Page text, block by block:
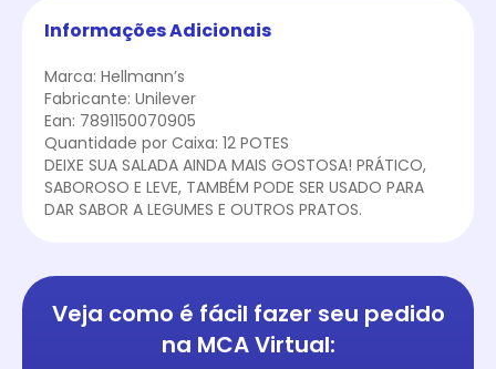
Informações Adicionais
Marca: Hellmann’s
Fabricante: Unilever
Ean: 7891150070905
Quantidade por Caixa: 12 POTES
DEIXE SUA SALADA AINDA MAIS GOSTOSA! PRÁTICO,
SABOROSO E LEVE, TAMBÉM PODE SER USADO PARA
DAR SABOR A LEGUMES E OUTROS PRATOS.
Veja como é fácil fazer seu pedido
na MCA Virtual: